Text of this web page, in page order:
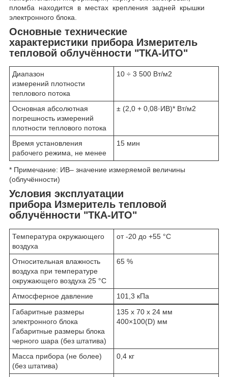
пломба находится в местах крепления задней крышки
электронного блока.
Основные технические
характеристики прибора Измеритель
тепловой облучённости "ТКА-ИТО"
Диапазон
измерений плотности
теплового потока
10 ÷ 3 500 Вт/м2
Основная абсолютная
погрешность измерений
плотности теплового потока
± (2,0 + 0,08·ИВ)* Вт/м2
Время установления
рабочего режима, не менее
15 мин
* Примечание: ИВ– значение измеряемой величины
(облучённости)
Условия эксплуатации
прибора Измеритель тепловой
облучённости "ТКА-ИТО"
Температура окружающего
воздуха
от -20 до +55 °С
Относительная влажность
воздуха при температуре
окружающего воздуха 25 °С
65 %
Атмосферное давление
101,3 кПа
Габаритные размеры
электронного блока
Габаритные размеры блока
черного шара (без штатива)
135 х 70 х 24 мм
400×100(D) мм
Масса прибора (не более)
(без штатива)
0,4 кг